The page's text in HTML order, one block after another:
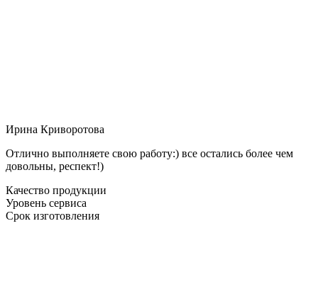
Ирина Криворотова
Отлично выполняете свою работу:) все остались более чем
довольны, респект!)
Качество продукции
Уровень сервиса
Срок изготовления